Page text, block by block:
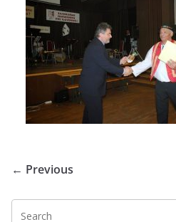
← Previous